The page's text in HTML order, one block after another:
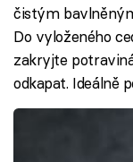
čistým
Do vyloženého
zakryjte
odkapat. Ideálně